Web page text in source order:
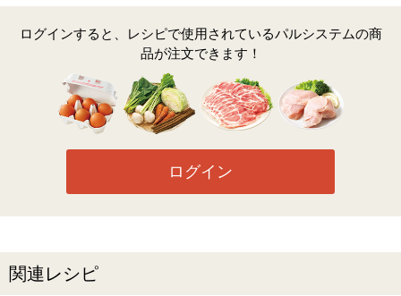
ログインすると、レシピで使用されているパルシステムの商
品が注文できます！
ログイン
関連レシピ